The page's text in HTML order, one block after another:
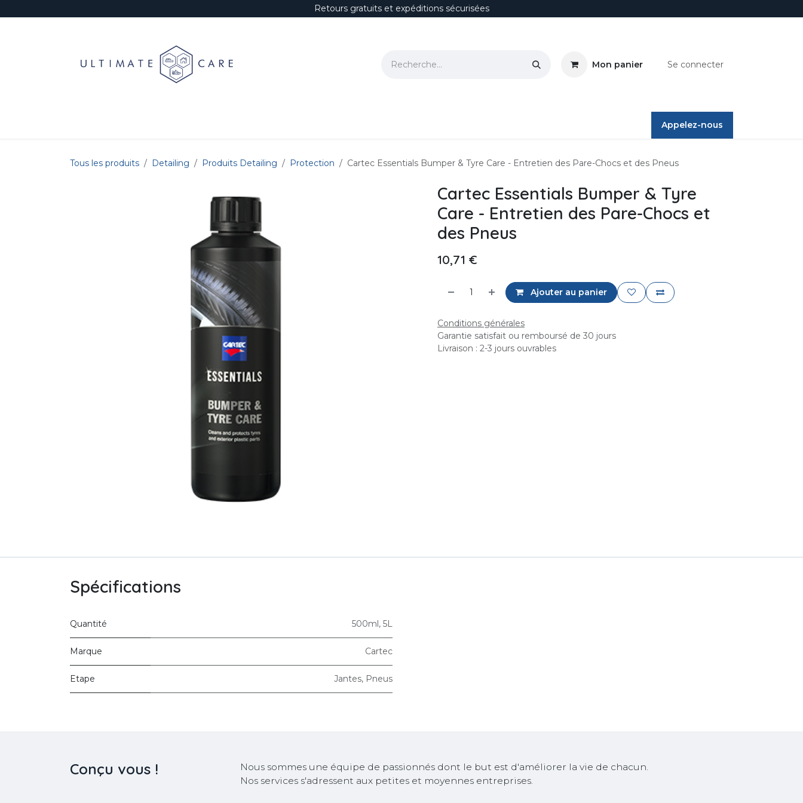
Retours gratuits et expéditions sécurisées
Mon panier Se connecter
Appelez-nous
Tous les produits Detailing Produits Detailing Protection Cartec Essentials Bumper & Tyre Care - Entretien des Pare-Chocs et des Pneus
Cartec Essentials Bumper & Tyre
Care - Entretien des Pare-Chocs et
des Pneus
10,71 €
Ajouter au panier
Conditions générales
Garantie satisfait ou remboursé de 30 jours
Livraison : 2-3 jours ouvrables
Spécifications
Quantité 500ml, 5L
Marque Cartec
Etape Jantes, Pneus
Conçu vous !
Nous sommes une équipe de passionnés dont le but est d'améliorer la vie de chacun.
Nos services s'adressent aux petites et moyennes entreprises.